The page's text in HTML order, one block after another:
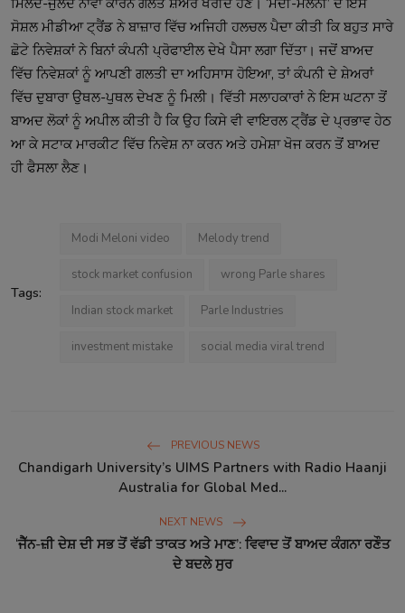
ਸੋਸ਼ਲ ਮੀਡੀਆ ਟ੍ਰੈਂਡ ਨੇ ਬਾਜ਼ਾਰ ਵਿੱਚ ਅਜਿਹੀ ਹਲਚਲ ਪੈਦਾ ਕੀਤੀ ਕਿ ਬਹੁਤ ਸਾਰੇ
ਛੋਟੇ ਨਿਵੇਸ਼ਕਾਂ ਨੇ ਬਿਨਾਂ ਕੰਪਨੀ ਪ੍ਰੋਫਾਈਲ ਦੇਖੇ ਪੈਸਾ ਲਗਾ ਦਿੱਤਾ। ਜਦੋਂ ਬਾਅਦ
ਵਿੱਚ ਨਿਵੇਸ਼ਕਾਂ ਨੂੰ ਆਪਣੀ ਗਲਤੀ ਦਾ ਅਹਿਸਾਸ ਹੋਇਆ, ਤਾਂ ਕੰਪਨੀ ਦੇ ਸ਼ੇਅਰਾਂ
ਵਿੱਚ ਦੁਬਾਰਾ ਉਥਲ-ਪੁਥਲ ਦੇਖਣ ਨੂੰ ਮਿਲੀ। ਵਿੱਤੀ ਸਲਾਹਕਾਰਾਂ ਨੇ ਇਸ ਘਟਨਾ ਤੋਂ
ਬਾਅਦ ਲੋਕਾਂ ਨੂੰ ਅਪੀਲ ਕੀਤੀ ਹੈ ਕਿ ਉਹ ਕਿਸੇ ਵੀ ਵਾਇਰਲ ਟ੍ਰੈਂਡ ਦੇ ਪ੍ਰਭਾਵ ਹੇਠ
ਆ ਕੇ ਸਟਾਕ ਮਾਰਕੀਟ ਵਿੱਚ ਨਿਵੇਸ਼ ਨਾ ਕਰਨ ਅਤੇ ਹਮੇਸ਼ਾ ਖੋਜ ਕਰਨ ਤੋਂ ਬਾਅਦ
ਹੀ ਫੈਸਲਾ ਲੈਣ।
Tags:
Modi Meloni video Melody trend
stock market confusion wrong Parle shares
Indian stock market Parle Industries
investment mistake social media viral trend
PREVIOUS NEWS
Chandigarh University’s UIMS Partners with Radio Haanji
Australia for Global Med...
NEXT NEWS
‘ਜੈੱਨ-ਜ਼ੀ ਦੇਸ਼ ਦੀ ਸਭ ਤੋਂ ਵੱਡੀ ਤਾਕਤ ਅਤੇ ਮਾਣ’: ਵਿਵਾਦ ਤੋਂ ਬਾਅਦ ਕੰਗਨਾ ਰਣੌਤ
ਦੇ ਬਦਲੇ ਸੁਰ